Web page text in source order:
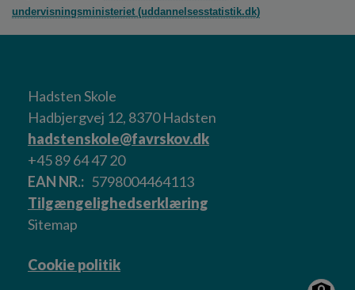
undervisningsministeriet (uddannelsesstatistik.dk)
Hadsten Skole
Hadbjergvej 12, 8370 Hadsten
hadstenskole@favrskov.dk
+45 89 64 47 20
EAN NR.
5798004464113
Tilgængelighedserklæring
Sitemap
Cookie politik